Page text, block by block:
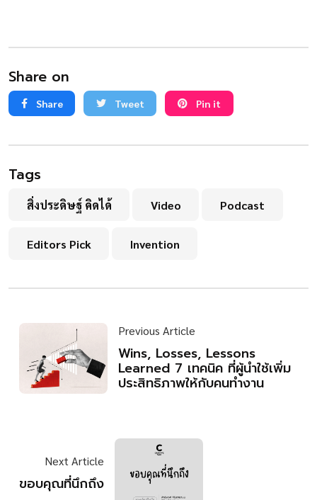
Share on
Share Tweet Pin it
Tags
สิ่งประดิษฐ์ คิดได้ Video Podcast
Editors Pick Invention
Previous Article
Wins, Losses, Lessons
Learned 7 เทคนิค ที่ผู้นำใช้เพิ่ม
ประสิทธิภาพให้กับคนทำงาน
Next Article
ขอบคุณที่นึกถึง